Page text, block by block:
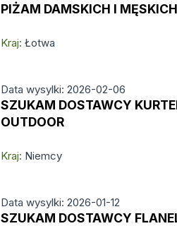
PIŻAM DAMSKICH I MĘSKICH
Kraj: Łotwa
Data wysylki: 2026-02-06
SZUKAM DOSTAWCY
OUTDOOR
Kraj: Niemcy
Data wysylki: 2026-01-12
SZUKAM DOSTAWCY